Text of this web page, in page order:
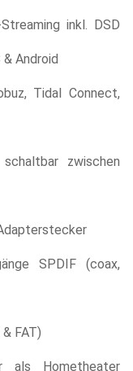
inkl. DSD
Android
Tidal Connect,
zwischen
SPDIF (coax,
FAT)
als Hometheater